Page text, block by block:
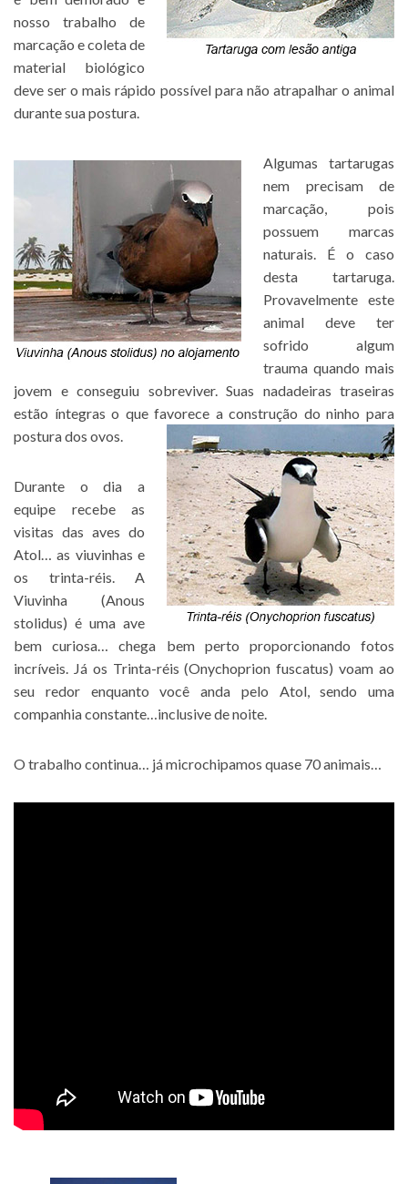
nosso trabalho de
marcação e coleta de
material biológico
deve ser o mais rápido possível para não atrapalhar o animal
durante sua postura.
Algumas tartarugas
nem precisam de
marcação, pois
possuem marcas
naturais. É o caso
desta tartaruga.
Provavelmente este
animal deve ter
sofrido algum
trauma quando mais
jovem e conseguiu sobreviver. Suas nadadeiras traseiras
estão íntegras o que favorece a construção do ninho para
postura dos ovos.
Durante o dia a
equipe recebe as
visitas das aves do
Atol… as viuvinhas e
os trinta-réis. A
Viuvinha (Anous
stolidus) é uma ave
bem curiosa… chega bem perto proporcionando fotos
incríveis. Já os Trinta-réis (Onychoprion fuscatus) voam ao
seu redor enquanto você anda pelo Atol, sendo uma
companhia constante…inclusive de noite.
O trabalho continua… já microchipamos quase 70 animais…